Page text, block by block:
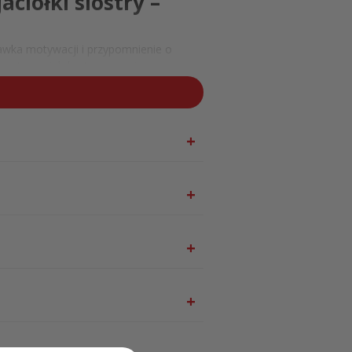
też źródłem inspiracji każdego
zestaw